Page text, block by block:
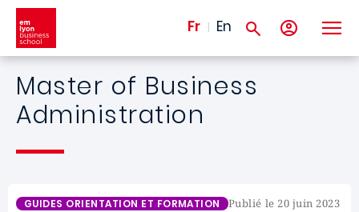
Aller au contenu principal
Fr En
Master of Business
Administration
GUIDES ORIENTATION ET FORMATION Publié le 20 juin 2023